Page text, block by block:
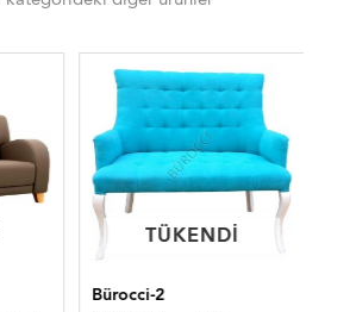
TÜKENDI
TÜKENDI
Bürocci-2